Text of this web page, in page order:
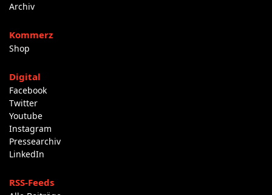
Archiv
Kommerz
Shop
Digital
Facebook
Twitter
Youtube
Instagram
Pressearchiv
LinkedIn
RSS-Feeds